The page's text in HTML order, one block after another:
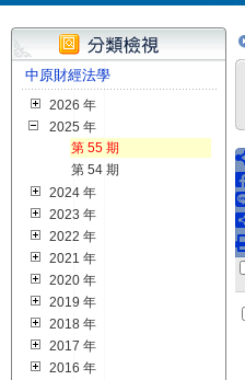
中原財經法學
2026 年
2025 年
第 55 期
第 54 期
2024 年
2023 年
2022 年
2021 年
2020 年
2019 年
2018 年
2017 年
2016 年